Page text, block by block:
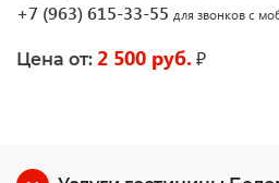
+7 (963) 615-33-55 для звонков с
Цена от: 2 500 руб. ₽